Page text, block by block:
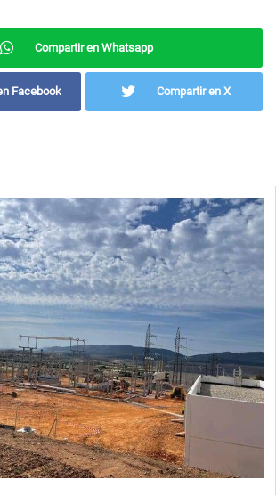
Compartir en Whatsapp
Facebook Compartir en X